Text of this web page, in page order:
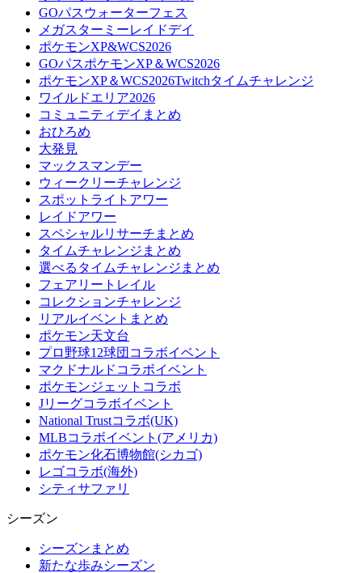
GOパスウォーターフェス
メガスターミーレイドデイ
ポケモンXP&WCS2026
GOパスポケモンXP＆WCS2026
ポケモンXP＆WCS2026Twitchタイムチャレンジ
ワイルドエリア2026
コミュニティデイまとめ
おひろめ
大発見
マックスマンデー
ウィークリーチャレンジ
スポットライトアワー
レイドアワー
スペシャルリサーチまとめ
タイムチャレンジまとめ
選べるタイムチャレンジまとめ
フェアリートレイル
コレクションチャレンジ
リアルイベントまとめ
ポケモン天文台
プロ野球12球団コラボイベント
マクドナルドコラボイベント
ポケモンジェットコラボ
Jリーグコラボイベント
National Trustコラボ(UK)
MLBコラボイベント(アメリカ)
ポケモン化石博物館(シカゴ)
レゴコラボ(海外)
シティサファリ
シーズン
シーズンまとめ
新たな歩みシーズン